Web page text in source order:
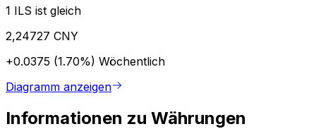
1 ILS ist gleich
2,24727 CNY
+0.0375 (1.70%) Wöchentlich
Diagramm anzeigen
Informationen zu Währungen